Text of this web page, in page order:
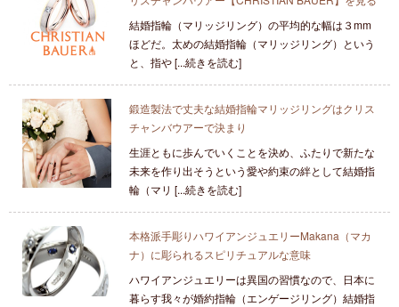
結婚指輪（マリッジリング）の平均的な幅は３mm
ほどだ。太めの結婚指輪（マリッジリング）という
と、指や [...続きを読む]
鍛造製法で丈夫な結婚指輪マリッジリングはクリス
チャンバウアーで決まり
生涯ともに歩んでいくことを決め、ふたりで新たな
未来を作り出そうという愛や約束の絆として結婚指
輪（マリ [...続きを読む]
本格派手彫りハワイアンジュエリーMakana（マカ
ナ）に彫られるスピリチュアルな意味
ハワイアンジュエリーは異国の習慣なので、日本に
暮らす我々が婚約指輪（エンゲージリング）結婚指